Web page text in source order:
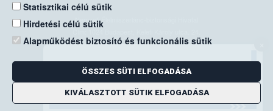
Statisztikai célú sütik
Hirdetési célú sütik
Alapműködést biztosító és funkcionális sütik
ÖSSZES SÜTI ELFOGADÁSA
KIVÁLASZTOTT SÜTIK ELFOGADÁSA
Nemzeti Élelmiszerlánc-biztonsági Hivatal
Levelezési cím: 1525 Budapest. Pf. 30.
E-mail:ugyfelszolgalat@nebih.gov.hu
Zöld szám: 06-80/263-244
Telefon: 06-1/ 336-9000